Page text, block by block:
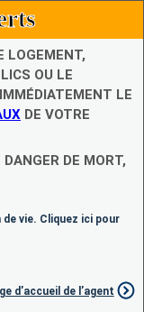
LOGEMENT,
OU LE
LE
DE VOTRE
DANGER DE MORT,
vie. Cliquez ici pour
d’accueil de l’agent